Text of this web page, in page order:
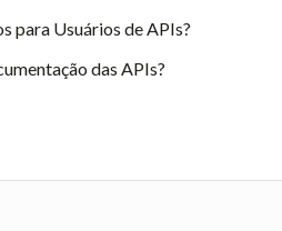
para Usuários de APIs?
das APIs?